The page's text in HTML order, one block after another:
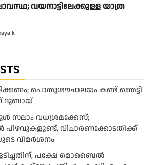
വയനാട്ടിലേക്കുള്ള യാത്ര
k
പൊതുശൗചാലയം കണ്ട് ഞെട്ടി
ദുബായ്
സലാം വധശ്രമക്കേസ്;
പിഴവുകളുണ്ട്, വിചാരണക്കോടതിക്ക്
വിമര്‍ശനം
പക്ഷേ മൊബൈൽ